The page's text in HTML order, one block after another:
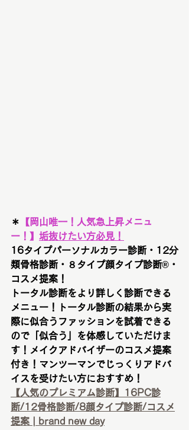
＊ 【 岡山唯一！人気急上昇メニュ
ー！ 】 垢抜けたい方必見！
16タイプパーソナルカラー診断・12分
類骨格診断・８タイプ顔タイプ診断®︎・
コスメ提案！
トータル診断をより詳しく診断できる
メニュー！トータル診断の結果から実
際に似合うファッションを試着できる
ので「似合う」を体感していただけま
す！メイクアドバイザーのコスメ提案
付き！マンツーマンでじっくりアドバ
イスを受けたい方におすすめ！
【人気のプレミアム診断】16PC診
断/12骨格診断/8顔タイプ診断/コスメ
提案 | brand new day